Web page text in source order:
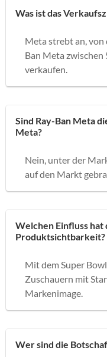
Was ist das
Meta strebt an,
Ban Meta
verkaufen.
Sind Ray-Ban Meta
Meta?
Nein, unter der
auf den Markt
Welchen Einfluss hat
Produktsichtbarkeit?
Mit dem Super
Zuschauern mit
Markenimage.
Wer sind die